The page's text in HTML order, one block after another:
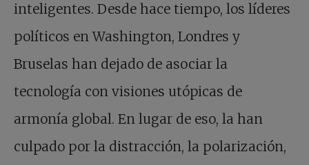
inteligentes. Desde hace tiempo, los líderes
políticos en Washington, Londres y
Bruselas han dejado de asociar la
tecnología con visiones utópicas de
armonía global. En lugar de eso, la han
culpado por la distracción, la polarización,